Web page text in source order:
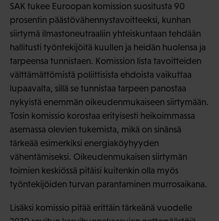
SAK tukee Euroopan komission suositusta 90
prosentin päästövähennystavoitteeksi, kunhan
siirtymä ilmastoneutraaliin yhteiskuntaan tehdään
hallitusti työntekijöitä kuullen ja heidän huolensa ja
tarpeensa tunnistaen. Komission lista tavoitteiden
välttämättömistä poliittisista ehdoista vaikuttaa
lupaavalta, sillä se tunnistaa tarpeen panostaa
nykyistä enemmän oikeudenmukaiseen siirtymään.
Tosin komissio korostaa erityisesti heikoimmassa
asemassa olevien tukemista, mikä on sinänsä
tärkeää esimerkiksi energiaköyhyyden
vähentämiseksi. Oikeudenmukaisen siirtymän
toimien keskiössä pitäisi kuitenkin olla myös
työntekijöiden turvan parantaminen murrosaikana.
Lisäksi komissio pitää erittäin tärkeänä vuodelle